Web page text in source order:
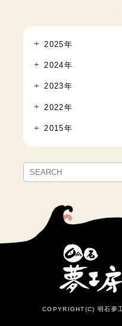
2025年
2024年
2023年
2022年
2015年
COPYRIGHT(C) 明石夢